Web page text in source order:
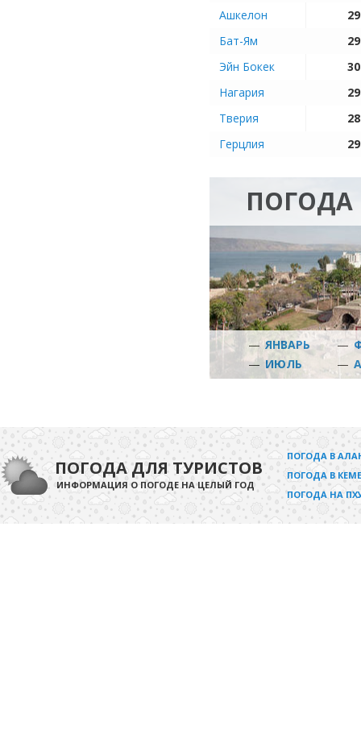
Ашкелон
Бат-Ям
Эйн Бокек
Нагария
Тверия
Герцлия
ПОГОДА
—ЯНВАРЬ —
— ИЮЛЬ —
ПОГОДА ДЛЯ ТУРИСТОВ
ИНФОРМАЦИЯ О ПОГОДЕ НА ЦЕЛЫЙ ГОД
ПОГОДА В
ПОГОДА В
ПОГОДА НА